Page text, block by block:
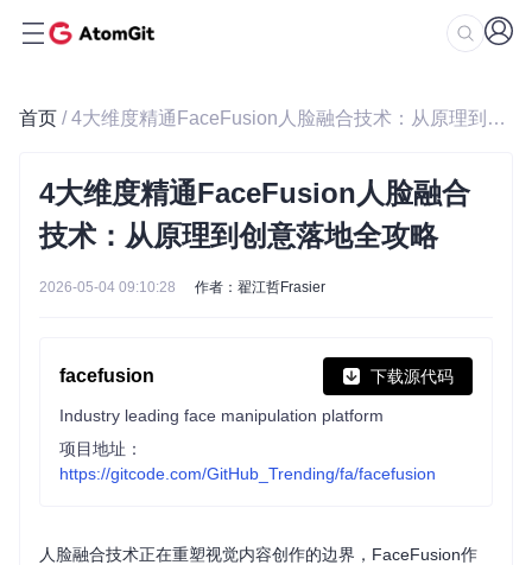
首页 / 4大维度精通FaceFusion人脸融合技术：从原理到创意落地全攻略
4大维度精通FaceFusion人脸融合
技术：从原理到创意落地全攻略
2026-05-04 09:10:28 作者：翟江哲Frasier
facefusion 下载源代码
Industry leading face manipulation platform
项目地址：
https://gitcode.com/GitHub_Trending/fa/facefusion
人脸融合技术正在重塑视觉内容创作的边界，FaceFusion作